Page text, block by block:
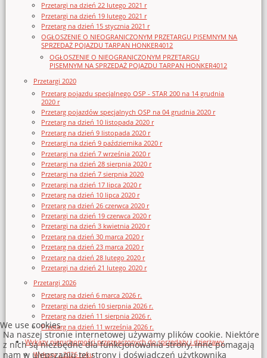
Przetargi na dzień 22 lutego 2021 r
Przetargi na dzień 19 lutego 2021 r
Przetarg na dzień 15 stycznia 2021 r
OGŁOSZENIE O NIEOGRANICZONYM PRZETARGU PISEMNYM NA
SPRZEDAŻ POJAZDU TARPAN HONKER4012
OGŁOSZENIE O NIEOGRANICZONYM PRZETARGU
PISEMNYM NA SPRZEDAŻ POJAZDU TARPAN HONKER4012
Przetargi 2020
Przetarg pojazdu specjalnego OSP - STAR 200 na 14 grudnia
2020 r
Przetarg pojazdów specjalnych OSP na 04 grudnia 2020 r
Przetarg na dzień 10 listopada 2020 r
Przetarg na dzień 9 listopada 2020 r
Przetargi na dzień 9 października 2020 r
Przetargi na dzień 7 września 2020 r
Przetargi na dzień 28 sierpnia 2020 r
Przetargi na dzień 7 sierpnia 2020
Przetargi na dzień 17 lipca 2020 r
Przetarg na dzień 10 lipca 2020 r
Przetarg na dzień 26 czerwca 2020 r
Przetargi na dzień 19 czerwca 2020 r
Przetargi na dzień 3 kwietnia 2020 r
Przetarg na dzień 30 marca 2020 r
Przetarg na dzień 23 marca 2020 r
Przetarg na dzień 28 lutego 2020 r
Przetargi na dzień 21 lutego 2020 r
Przetargi 2026
Przetarg na dzień 6 marca 2026 r.
Przetargi na dzień 10 sierpnia 2026 r.
Przetarg na dzień 11 sierpnia 2026 r.
Przetarg na dzień 11 września 2026 r.
Wykazy nieruchomości przeznaczonych do sprzedaży i dzierżawy
Wykazy z 2026 roku
We use cookies
Na naszej stronie internetowej używamy plików cookie. Niektóre
z nich są niezbędne dla funkcjonowania strony, inne pomagają
nam w ulepszaniu tej strony i doświadczeń użytkownika